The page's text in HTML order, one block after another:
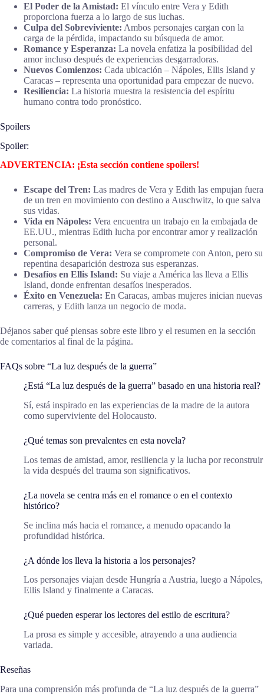
El Poder de la Amistad: El vínculo entre Vera y Edith
proporciona fuerza a lo largo de sus luchas.
Culpa del Sobreviviente: Ambos personajes cargan con la
carga de la pérdida, impactando su búsqueda de amor.
Romance y Esperanza: La novela enfatiza la posibilidad del
amor incluso después de experiencias desgarradoras.
Nuevos Comienzos: Cada ubicación – Nápoles, Ellis Island y
Caracas – representa una oportunidad para empezar de nuevo.
Resiliencia: La historia muestra la resistencia del espíritu
humano contra todo pronóstico.
Spoilers
Spoiler:
ADVERTENCIA: ¡Esta sección contiene spoilers!
Escape del Tren: Las madres de Vera y Edith las empujan fuera
de un tren en movimiento con destino a Auschwitz, lo que salva
sus vidas.
Vida en Nápoles: Vera encuentra un trabajo en la embajada de
EE.UU., mientras Edith lucha por encontrar amor y realización
personal.
Compromiso de Vera: Vera se compromete con Anton, pero su
repentina desaparición destroza sus esperanzas.
Desafíos en Ellis Island: Su viaje a América las lleva a Ellis
Island, donde enfrentan desafíos inesperados.
Éxito en Venezuela: En Caracas, ambas mujeres inician nuevas
carreras, y Edith lanza un negocio de moda.
Déjanos saber qué piensas sobre este libro y el resumen en la sección
de comentarios al final de la página.
FAQs sobre “La luz después de la guerra”
¿Está “La luz después de la guerra” basado en una historia real?
Sí, está inspirado en las experiencias de la madre de la autora
como superviviente del Holocausto.
¿Qué temas son prevalentes en esta novela?
Los temas de amistad, amor, resiliencia y la lucha por reconstruir
la vida después del trauma son significativos.
¿La novela se centra más en el romance o en el contexto
histórico?
Se inclina más hacia el romance, a menudo opacando la
profundidad histórica.
¿A dónde los lleva la historia a los personajes?
Los personajes viajan desde Hungría a Austria, luego a Nápoles,
Ellis Island y finalmente a Caracas.
¿Qué pueden esperar los lectores del estilo de escritura?
La prosa es simple y accesible, atrayendo a una audiencia
variada.
Reseñas
Para una comprensión más profunda de “La luz después de la guerra”